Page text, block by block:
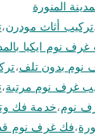
المنورة
تركيب أثاث مودرن،
نوم ايكيا
نوم بدون تلف،
غرف نوم مرتبة،
نوم،خدمة فك
،فك غرف نوم